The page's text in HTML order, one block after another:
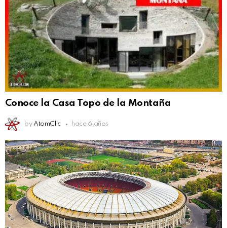
Conoce la Casa Topo de la Montaña
by AtomClic hace 6 años